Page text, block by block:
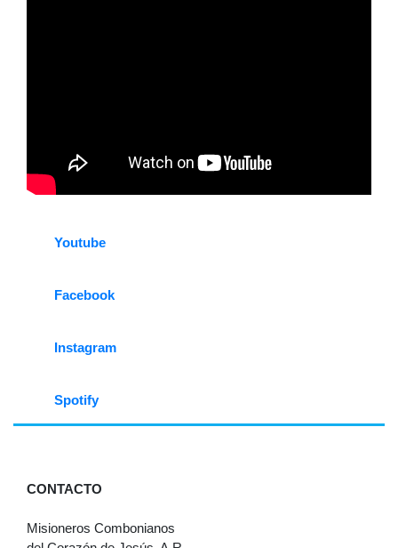
Youtube
Facebook
Instagram
Spotify
CONTACTO
Misioneros Combonianos